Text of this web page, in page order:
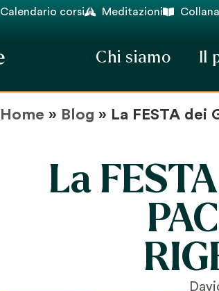
Calendario corsi Meditazioni
Chi siamo Il
Home » Blog » La FESTA dei
La